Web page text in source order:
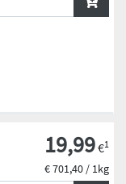
19,99€1
€ 701,40 / 1kg